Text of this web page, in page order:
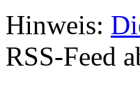
Hinweis:
RSS-Feed